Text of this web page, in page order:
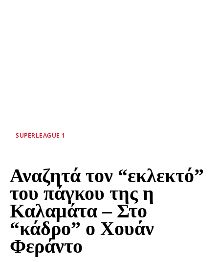
SUPERLEAGUE 1
Αναζητά τον “εκλεκτό”
του πάγκου της η
Καλαμάτα – Στο
“κάδρο” ο Χουάν
Φεράντο